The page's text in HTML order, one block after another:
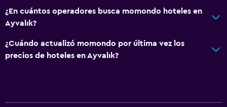
¿En cuántos operadores busca momondo hoteles en
Ayvalık?
¿Cuándo actualizó momondo por última vez los
precios de hoteles en Ayvalık?